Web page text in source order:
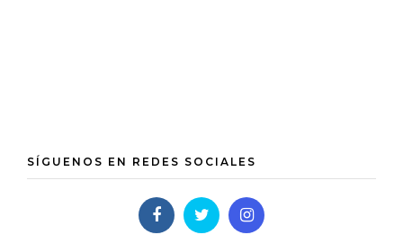
SÍGUENOS EN REDES SOCIALES